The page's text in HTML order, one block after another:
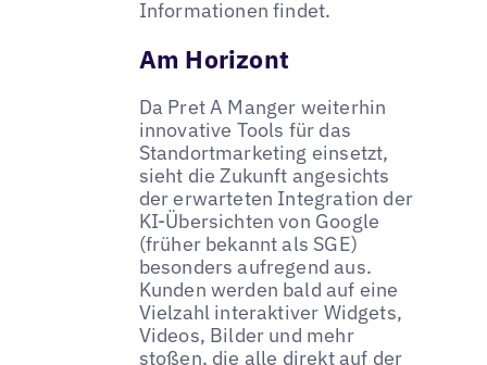
Informationen findet.
Am Horizont
Da Pret A Manger weiterhin
innovative Tools für das
Standortmarketing einsetzt,
sieht die Zukunft angesichts
der erwarteten Integration der
KI-Übersichten von Google
(früher bekannt als SGE)
besonders aufregend aus.
Kunden werden bald auf eine
Vielzahl interaktiver Widgets,
Videos, Bilder und mehr
stoßen, die alle direkt auf der